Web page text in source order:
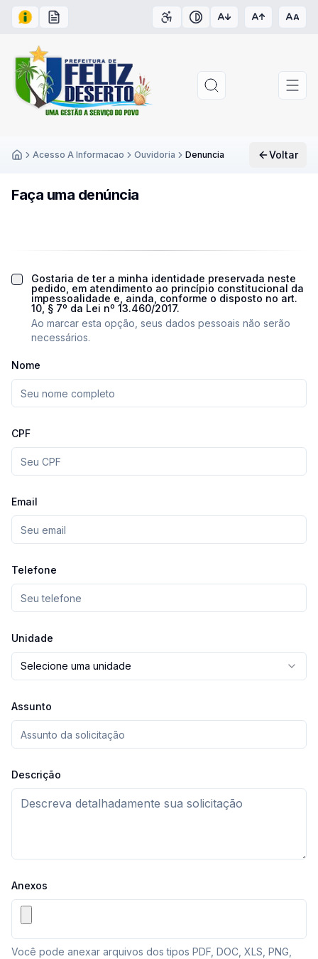
Acesso à Informação
Carta de Serviços Acessibilidade
Contraste
Acesso A Informacao Ouvidoria Denuncia Voltar
Faça uma denúncia
Gostaria de ter a minha identidade preservada neste
pedido, em atendimento ao princípio constitucional da
impessoalidade e, ainda, conforme o disposto no art.
10, § 7º da Lei nº 13.460/2017.
Ao marcar esta opção, seus dados pessoais não serão
necessários.
Nome
CPF
Email
Telefone
Unidade
Selecione uma unidade
Assunto
Descrição
Anexos
Você pode anexar arquivos dos tipos PDF, DOC, XLS, PNG,